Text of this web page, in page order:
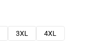
3XL
4XL